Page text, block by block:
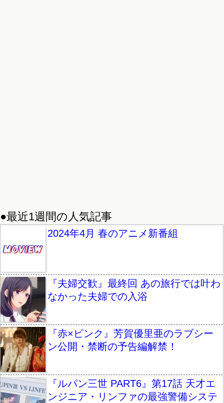
●最近1週間の人気記事
2024年4月 春のアニメ新番組
『夫婦交歓』最終回 あの旅行では叶わ
なかった夫婦での入浴
『赤×ピンク』芳賀優里亜のラブシー
ン公開・禁断の予告編解禁！
『ルパン三世 PART6』第17話 天才エ
ンジニア・リンファの最強警備システ